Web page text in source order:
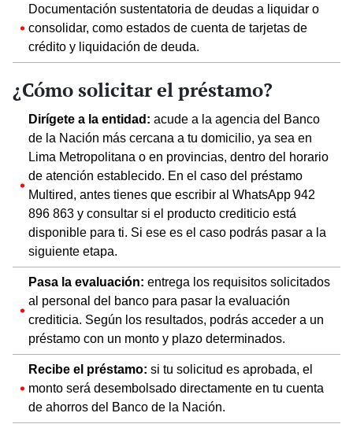
Documentación sustentatoria de deudas a liquidar o
consolidar, como estados de cuenta de tarjetas de
crédito y liquidación de deuda.
¿Cómo solicitar el préstamo?
Dirígete a la entidad: acude a la agencia del Banco
de la Nación más cercana a tu domicilio, ya sea en
Lima Metropolitana o en provincias, dentro del horario
de atención establecido. En el caso del préstamo
Multired, antes tienes que escribir al WhatsApp 942
896 863 y consultar si el producto crediticio está
disponible para ti. Si ese es el caso podrás pasar a la
siguiente etapa.
Pasa la evaluación: entrega los requisitos solicitados
al personal del banco para pasar la evaluación
crediticia. Según los resultados, podrás acceder a un
préstamo con un monto y plazo determinados.
Recibe el préstamo: si tu solicitud es aprobada, el
monto será desembolsado directamente en tu cuenta
de ahorros del Banco de la Nación.